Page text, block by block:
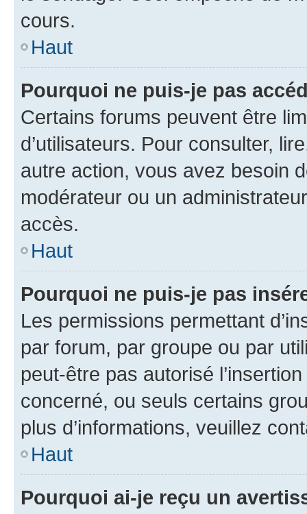
cours.
Haut
Pourquoi ne puis-je pas
Certains forums peuvent être
d’utilisateurs. Pour consulter,
autre action, vous avez besoin
modérateur ou un
accès.
Haut
Pourquoi ne puis-je pas
Les permissions permettant
par forum, par groupe ou par
peut-être pas autorisé
concerné, ou seuls certains
plus d’informations, veuillez
Haut
Pourquoi ai-je reçu un